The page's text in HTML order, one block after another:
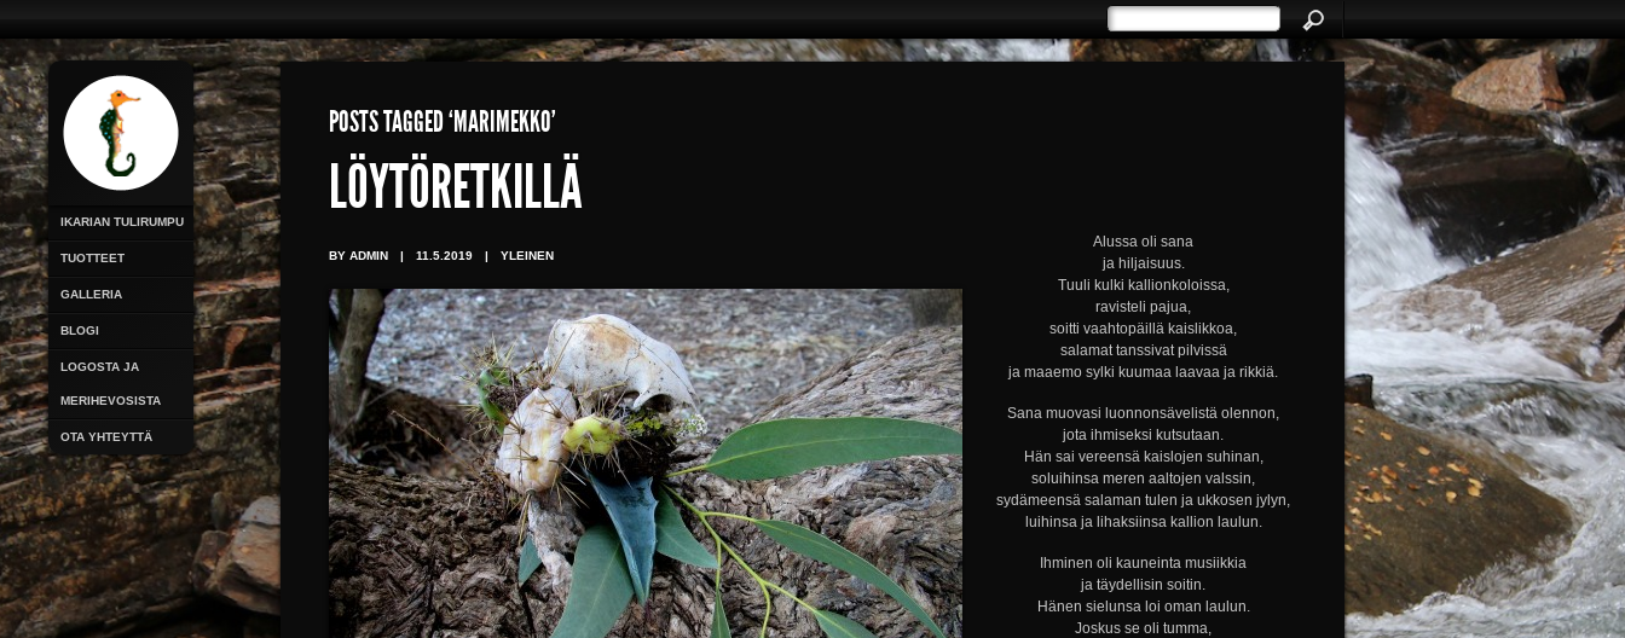
IKARIAN TULIRUMPU
TUOTTEET
GALLERIA
BLOGI
LOGOSTA JA
MERIHEVOSISTA
OTA YHTEYTTÄ
POSTS TAGGED ‘MARIMEKKO’
Alussa oli sana
ja hiljaisuus.
Tuuli kulki kallionkoloissa,
ravisteli pajua,
soitti vaahtopäillä kaislikkoa,
salamat tanssivat pilvissä
ja maaemo sylki kuumaa laavaa ja rikkiä.
Sana muovasi luonnonsävelistä olennon,
jota ihmiseksi kutsutaan.
Hän sai vereensä kaislojen suhinan,
soluihinsa meren aaltojen valssin,
sydämeensä salaman tulen ja ukkosen jylyn,
luihinsa ja lihaksiinsa kallion laulun.
Ihminen oli kauneinta musiikkia
ja täydellisin soitin.
Hänen sielunsa loi oman laulun.
Joskus se oli tumma,
LÖYTÖRETKILLÄ
BY ADMIN | 11.5.2019 | YLEINEN